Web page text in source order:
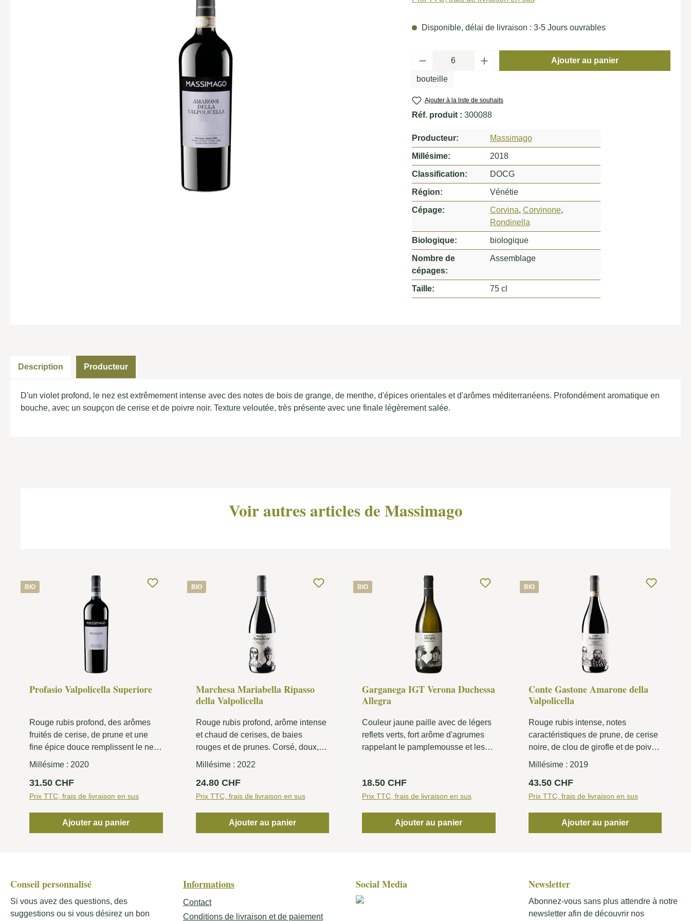
Disponible, délai de livraison : 3-5 Jours ouvrables
Quantité de produit : Entrez la quantité souhaitée
bouteille
Ajouter au panier
Ajouter à la liste de souhaits
Réf. produit : 300088
Producteur: Massimago
Millésime: 2018
Classification: DOCG
Région: Vénétie
Cépage: Corvina, Corvinone,
Rondinella
Biologique: biologique
Nombre de
cépages:
Assemblage
Taille: 75 cl
Description Producteur
D'un violet profond, le nez est extrêmement intense avec des notes de bois de grange, de menthe, d'épices orientales et d'arômes méditerranéens. Profondément aromatique en
bouche, avec un soupçon de cerise et de poivre noir. Texture veloutée, très présente avec une finale légèrement salée.
Voir autres articles de Massimago
BIO
Profasio Valpolicella Superiore
Rouge rubis profond, des arômes
fruités de cerise, de prune et une
fine épice douce remplissent le nez.
Une structure bien équilibrée en
une bonne coulée donnent au vin un
grand équilibre et une bonne
Millésime : 2020
Prix régulier :
31.50 CHF
Prix TTC, frais de livraison en sus
Ajouter au panier
BIO
Marchesa Mariabella Ripasso
della Valpolicella
Rouge rubis profond, arôme intense
et chaud de cerises, de baies
rouges et de prunes. Corsé, doux,
balsamique et frais en bouche avec
extrêmement bien équilibrés et une
finale longue et savoureuse.
Millésime : 2022
Prix régulier :
24.80 CHF
Prix TTC, frais de livraison en sus
Ajouter au panier
BIO
Garganega IGT Verona Duchessa
Allegra
Couleur jaune paille avec de légers
reflets verts, fort arôme d'agrumes
rappelant le pamplemousse et les
fruitées et une forte minéralité, qui
se fondent harmonieusement dans
Prix régulier :
18.50 CHF
Prix TTC, frais de livraison en sus
Ajouter au panier
BIO
Conte Gastone Amarone della
Valpolicella
Rouge rubis intense, notes
caractéristiques de prune, de cerise
noire, de clou de girofle et de poivre
noir. Velouté en bouche avec des
prunes. Un Amarone finement
équilibré entre le sucré et le salé, le
Millésime : 2019
Prix régulier :
43.50 CHF
Prix TTC, frais de livraison en sus
Ajouter au panier
Conseil personnalisé
Si vous avez des questions, des
suggestions ou si vous désirez un bon
Informations
Contact
Conditions de livraison et de paiement
Social Media Newsletter
Abonnez-vous sans plus attendre à notre
newsletter afin de découvrir nos